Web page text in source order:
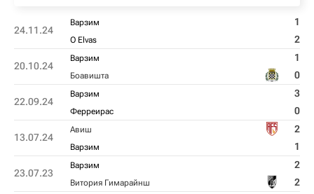
24.11.24
Варзим 1
O Elvas 2
20.10.24
Варзим 1
Боавишта 0
22.09.24
Варзим 3
Ферреирас 0
13.07.24
Авиш 2
Варзим 1
23.07.23
Варзим 2
Витория Гимарайнш 2